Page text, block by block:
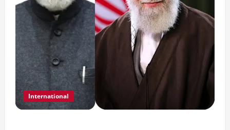
International